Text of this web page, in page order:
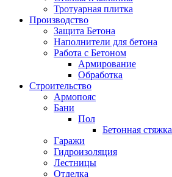
Тротуарная плитка
Производство
Защита Бетона
Наполнители для бетона
Работа с Бетоном
Армирование
Обработка
Строительство
Армопояс
Бани
Пол
Бетонная стяжка
Гаражи
Гидроизоляция
Лестницы
Отделка